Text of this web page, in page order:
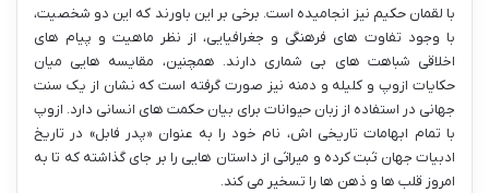
با لقمان حکیم نیز انجامیده است. برخی بر این باورند که این دو شخصیت،
با وجود تفاوت های فرهنگی و جغرافیایی، از نظر ماهیت و پیام های
اخلاقی شباهت های بی شماری دارند. همچنین، مقایسه هایی میان
حکایات ازوپ و کلیله و دمنه نیز صورت گرفته است که نشان از یک سنت
جهانی در استفاده از زبان حیوانات برای بیان حکمت های انسانی دارد. ازوپ
با تمام ابهامات تاریخی اش، نام خود را به عنوان «پدر فابل» در تاریخ
ادبیات جهان ثبت کرده و میراثی از داستان هایی را بر جای گذاشته که تا به
امروز قلب ها و ذهن ها را تسخیر می کند.